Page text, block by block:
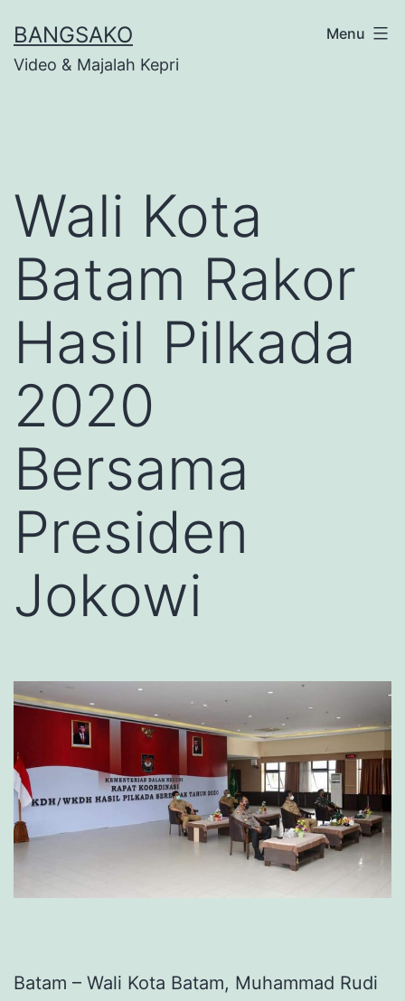
to
content
BANGSAKO
Video & Majalah Kepri
Menu
Wali Kota
Batam Rakor
Hasil Pilkada
2020
Bersama
Presiden
Jokowi
Batam – Wali Kota Batam, Muhammad Rudi